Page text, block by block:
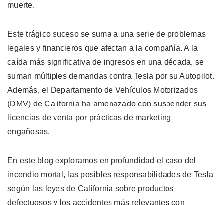
muerte.
Este trágico suceso se suma a una serie de problemas
legales y financieros que afectan a la compañía. A la
caída más significativa de ingresos en una década, se
suman múltiples demandas contra Tesla por su Autopilot.
Además, el Departamento de Vehículos Motorizados
(DMV) de California ha amenazado con suspender sus
licencias de venta por prácticas de marketing
engañosas.
En este blog exploramos en profundidad el caso del
incendio mortal, las posibles responsabilidades de Tesla
según las leyes de California sobre productos
defectuosos y los accidentes más relevantes con